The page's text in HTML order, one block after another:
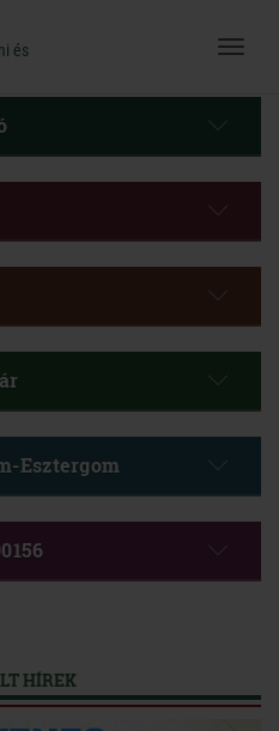
és
és
Menü
Esztergom
HÍREK